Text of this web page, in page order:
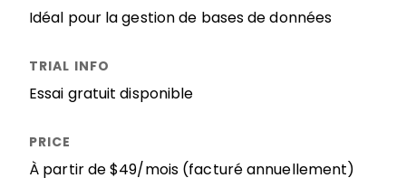
Idéal pour la gestion de bases de données
Essai gratuit disponible
À partir de $49/mois (facturé annuellement)